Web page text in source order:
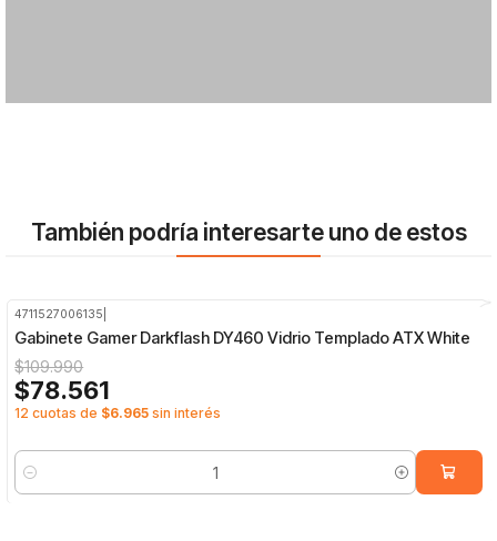
También podría interesarte uno de estos
4711527006135
Gabinete Gamer Darkflash DY460 Vidrio Templado ATX White
$109.990
$78.561
12 cuotas de $6.965 sin interés
Cantidad